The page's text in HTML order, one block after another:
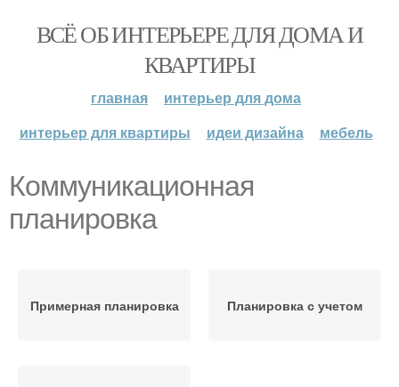
ВСЁ ОБ ИНТЕРЬЕРЕ ДЛЯ ДОМА И
КВАРТИРЫ
главная
интерьер для дома
интерьер для квартиры
идеи дизайна мебель
Коммуникационная
планировка
Примерная планировка Планировка с учетом